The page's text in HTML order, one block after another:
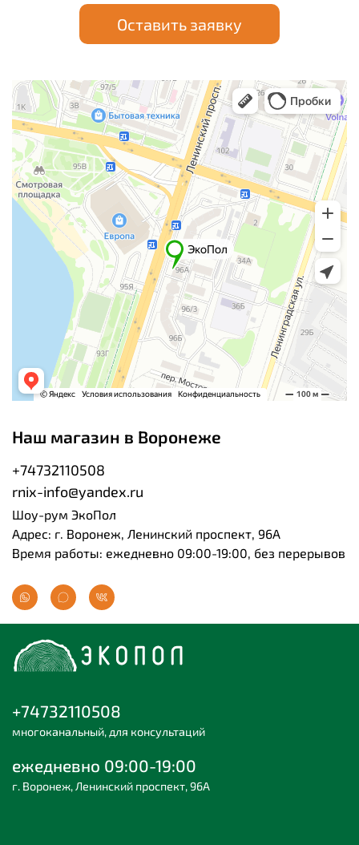
Оставить заявку
Наш магазин в Воронеже
+74732110508
rnix-info@yandex.ru
Шоу-рум ЭкоПол
Адрес: г. Воронеж, Ленинский проспект, 96А
Время работы: ежедневно 09:00-19:00, без перерывов
+74732110508
многоканальный, для консультаций
ежедневно 09:00-19:00
г. Воронеж, Ленинский проспект, 96А